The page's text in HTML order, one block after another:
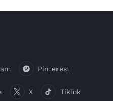
Pinterest
X TikTok